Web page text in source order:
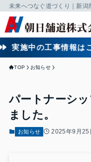
未来へつなぐ道づくり｜新潟
中の工事情報はこち
TOP お知らせ
パートナーシ
ました。
お知らせ 2025年9月25